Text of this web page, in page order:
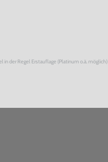
in der Regel Erstauflage (Platinum o.ä. möglich)